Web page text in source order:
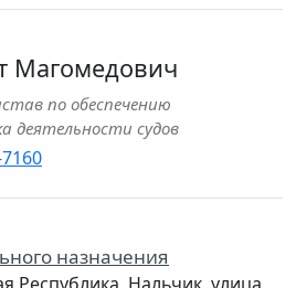
Магомедович
по обеспечению
деятельности судов
назначения